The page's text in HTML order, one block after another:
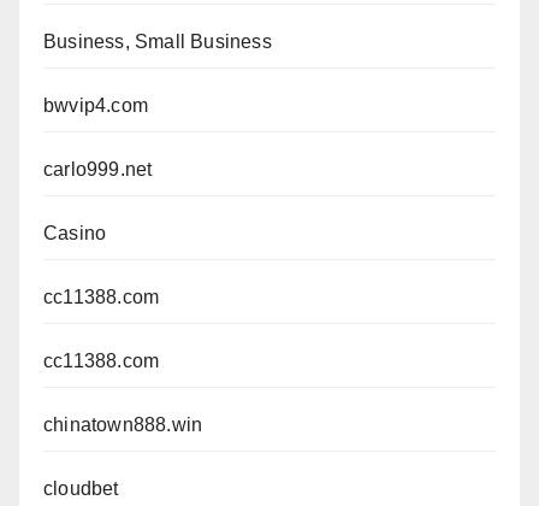
Business, Small Business
bwvip4.com
carlo999.net
Casino
cc11388.com
cc11388.com
chinatown888.win
cloudbet